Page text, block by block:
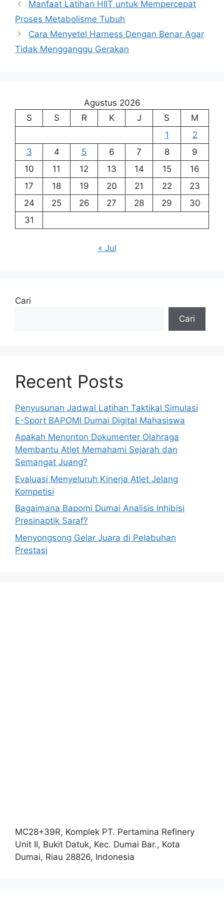
Manfaat Latihan HIIT untuk Mempercepat
Proses Metabolisme Tubuh
Cara Menyetel Harness Dengan Benar Agar
Tidak Mengganggu Gerakan
Agustus 2026
S
S R K J S
M
1
2
3
4 5 6 7 8
9
10
11 12 13 14 15
16
17
18 19 20 21 22
23
24
25 26 27 28 29
30
31
« Jul
Cari
Cari
Recent Posts
Penyusunan Jadwal Latihan Taktikal Simulasi
E-Sport BAPOMI Dumai Digital Mahasiswa
Apakah Menonton Dokumenter Olahraga
Membantu Atlet Memahami Sejarah dan
Semangat Juang?
Evaluasi Menyeluruh Kinerja Atlet Jelang
Kompetisi
Bagaimana Bapomi Dumai Analisis Inhibisi
Presinaptik Saraf?
Menyongsong Gelar Juara di Pelabuhan
Prestasi
MC28+39R, Komplek PT. Pertamina Refinery
Unit II, Bukit Datuk, Kec. Dumai Bar., Kota
Dumai, Riau 28826, Indonesia